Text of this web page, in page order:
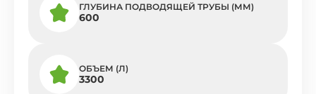
ГЛУБИНА ПОДВОДЯЩЕЙ ТРУБЫ (ММ)
600
ОБЪЕМ (Л)
3300